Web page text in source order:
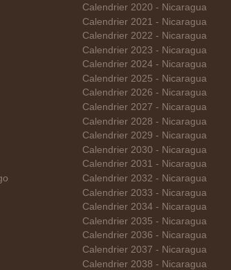
Calendrier 2020 - Nicaragua
Calendrier 2021 - Nicaragua
Calendrier 2022 - Nicaragua
Calendrier 2023 - Nicaragua
Calendrier 2024 - Nicaragua
Calendrier 2025 - Nicaragua
Calendrier 2026 - Nicaragua
Calendrier 2027 - Nicaragua
Calendrier 2028 - Nicaragua
Calendrier 2029 - Nicaragua
Calendrier 2030 - Nicaragua
Calendrier 2031 - Nicaragua
Calendrier 2032 - Nicaragua
Calendrier 2033 - Nicaragua
Calendrier 2034 - Nicaragua
Calendrier 2035 - Nicaragua
Calendrier 2036 - Nicaragua
Calendrier 2037 - Nicaragua
Calendrier 2038 - Nicaragua